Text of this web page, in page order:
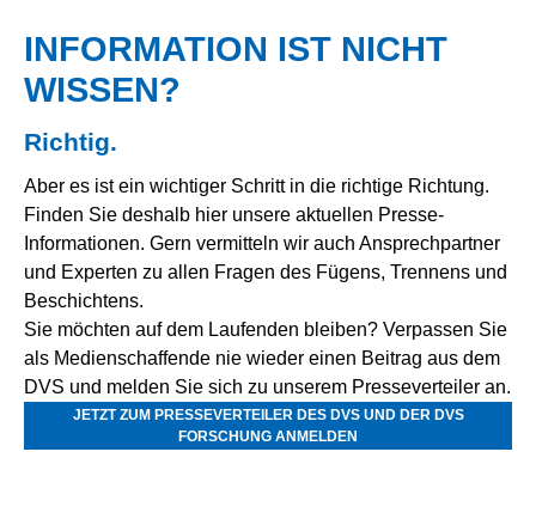
INFORMATION IST NICHT
WISSEN?
Richtig.
Aber es ist ein wichtiger Schritt in die richtige Richtung.
Finden Sie deshalb hier unsere aktuellen Presse-
Informationen. Gern vermitteln wir auch Ansprechpartner
und Experten zu allen Fragen des Fügens, Trennens und
Beschichtens.
Sie möchten auf dem Laufenden bleiben? Verpassen Sie
als Medienschaffende nie wieder einen Beitrag aus dem
DVS und melden Sie sich zu unserem Presseverteiler an.
JETZT ZUM PRESSEVERTEILER DES DVS UND DER DVS
FORSCHUNG ANMELDEN